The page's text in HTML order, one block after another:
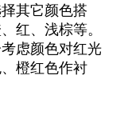
其它颜色搭
红、浅棕等。
虑颜色对红光
橙红色作衬